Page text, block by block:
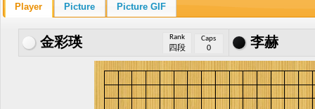
Player Picture Picture GIF
金彩瑛 Rank
四段
Caps
0 李赫